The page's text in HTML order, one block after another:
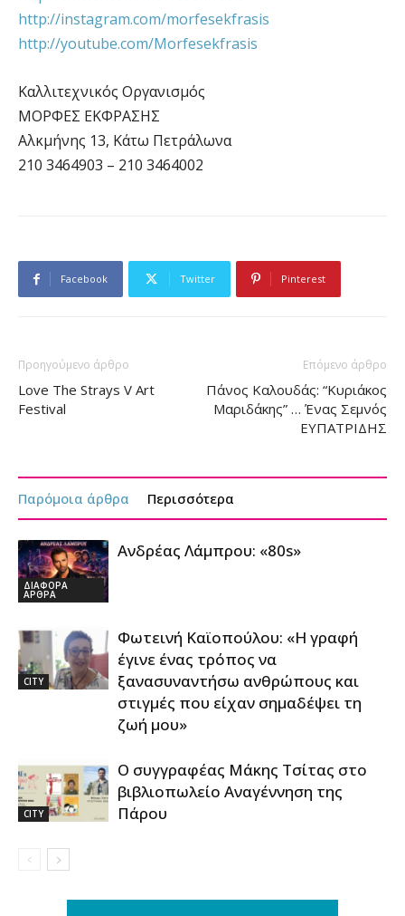
http://instagram.com/morfesekfrasis
http://youtube.com/Morfesekfrasis
Καλλιτεχνικός Οργανισμός
ΜΟΡΦΕΣ ΕΚΦΡΑΣΗΣ
Αλκμήνης 13, Κάτω Πετράλωνα
210 3464903 – 210 3464002
Facebook Twitter Pinterest
Προηγούμενο άρθρο
Love The Strays V Art
Festival
Επόμενο άρθρο
Πάνος Καλουδάς: “Κυριάκος
Μαριδάκης” … Ένας Σεμνός
ΕΥΠΑΤΡΙΔΗΣ
Παρόμοια άρθρα Περισσότερα
ΔΙΑΦΟΡΑ
ΑΡΘΡΑ
Ανδρέας Λάμπρου: «80s»
CITY
Φωτεινή Καϊοπούλου: «Η γραφή
έγινε ένας τρόπος να
ξανασυναντήσω ανθρώπους και
στιγμές που είχαν σημαδέψει τη
ζωή μου»
CITY
Ο συγγραφέας Μάκης Τσίτας στο
βιβλιοπωλείο Αναγέννηση της
Πάρου